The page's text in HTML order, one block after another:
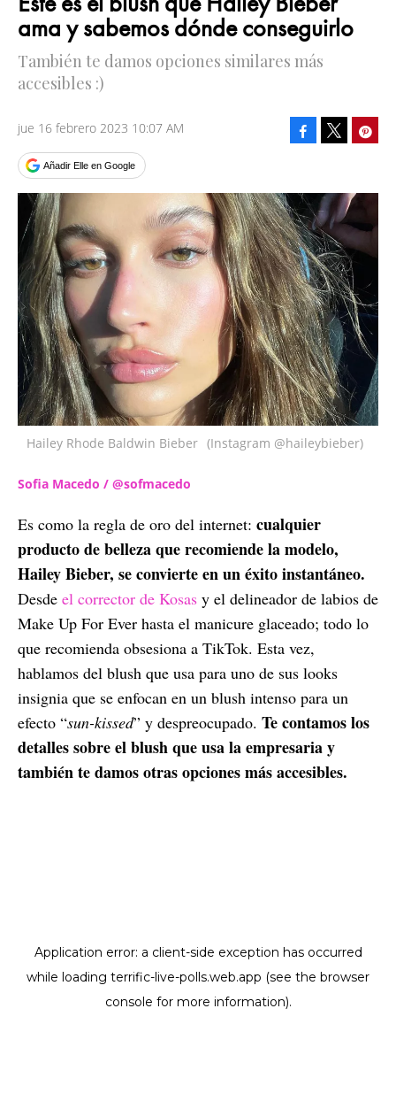
ama y sabemos dónde conseguirlo
También te damos opciones similares más
accesibles :)
jue 16 febrero 2023 10:07 AM
Añadir Elle en Google
Facebook
Hailey Rhode Baldwin Bieber (Instagram @haileybieber)
Sofia Macedo / @sofmacedo
Es como la regla de oro del internet: cualquier
producto de belleza que recomiende la modelo,
Hailey Bieber, se convierte en un éxito instantáneo.
Desde el corrector de Kosas y el delineador de labios de
Make Up For Ever hasta el manicure glaceado; todo lo
que recomienda obsesiona a TikTok. Esta vez,
hablamos del blush que usa para uno de sus looks
insignia que se enfocan en un blush intenso para un
efecto “sun-kissed” y despreocupado. Te contamos los
detalles sobre el blush que usa la empresaria y
también te damos otras opciones más accesibles.